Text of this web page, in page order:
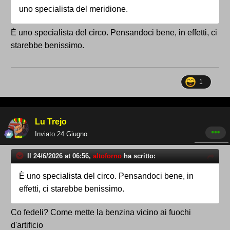
uno specialista del meridione.
È uno specialista del circo. Pensandoci bene, in effetti, ci
starebbe benissimo.
1
Lu Trejo
Inviato 24 Giugno
Il 24/6/2026 at 06:56, altoforno ha scritto:
È uno specialista del circo. Pensandoci bene, in
effetti, ci starebbe benissimo.
Co fedeli? Come mette la benzina vicino ai fuochi
d'artificio